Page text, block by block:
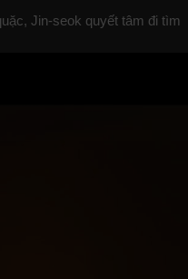
Jin-seok quyết tâm đi tìm